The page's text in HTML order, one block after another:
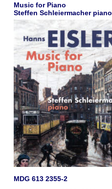
Music for Piano
Steffen Schleiermacher piano
MDG 613 2355-2